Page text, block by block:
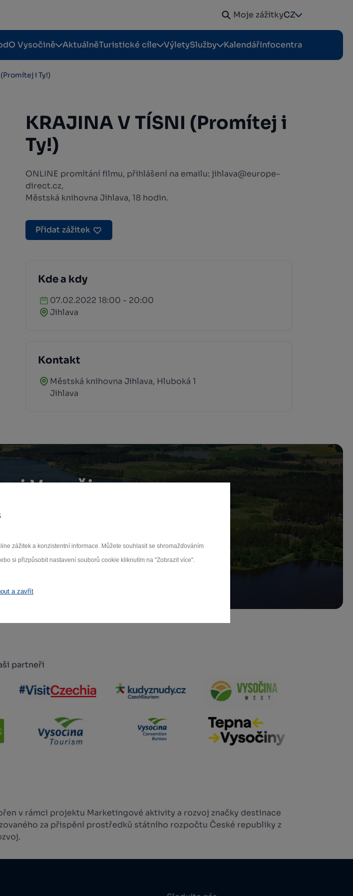
zážitek a konzistentní informace. Můžete souhlasit se shromažďováním
si přizpůsobit nastavení souborů cookie kliknutím na "Zobrazit více".
a zavřít
Moje zážitkyCZ
O Vysočině AktuálněTuristické cíle VýletySlužby KalendářInfocentra
i Ty!)
KRAJINA V TÍSNI (Promítej i
Ty!)
ONLINE promítání filmu, přihlášení na emailu: jihlava@europe-
direct.cz,
Městská knihovna Jihlava, 18 hodin.
Přidat zážitek
Kde a kdy
07.02.2022 18:00 - 20:00
Jihlava
Kontakt
Městská knihovna Jihlava, Hluboká 1
Jihlava
si Vysočinu
newsletteru o novinkách.
partneři
v rámci projektu Marketingové aktivity a rozvoj značky destinace
za přispění prostředků státního rozpočtu České republiky z